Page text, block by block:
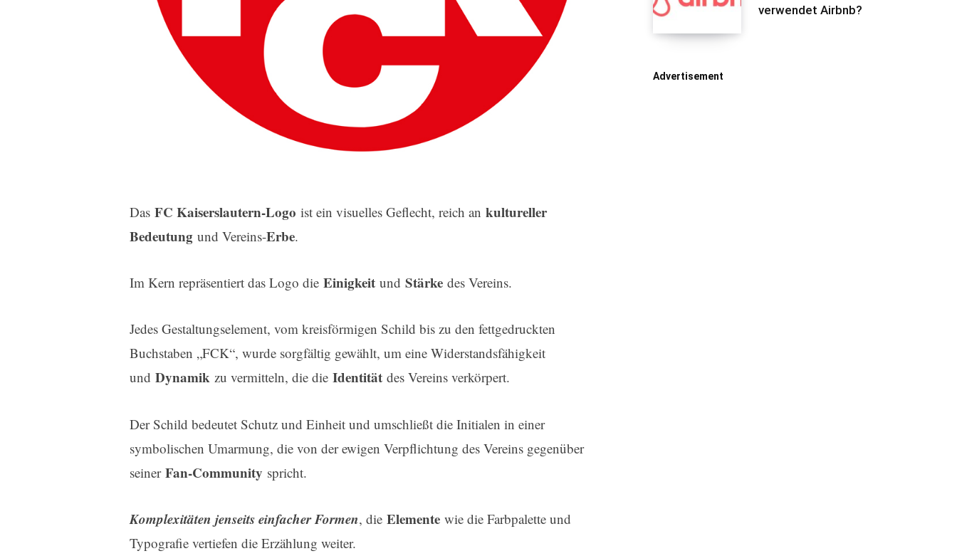
Das FC Kaiserslautern-Logo ist ein visuelles Geflecht, reich an kultureller
Bedeutungund Vereins-Erbe.
Im Kern repräsentiert das Logo die Einigkeitund Stärkedes Vereins.
Jedes Gestaltungselement, vom kreisförmigen Schild bis zu den fettgedruckten
Buchstaben „FCK“, wurde sorgfältig gewählt, um eine Widerstandsfähigkeit
und Dynamikzu vermitteln, die die Identitätdes Vereins verkörpert.
Der Schild bedeutet Schutz und Einheit und umschließt die Initialen in einer
symbolischen Umarmung, die von der ewigen Verpflichtung des Vereins gegenüber
seiner Fan-Community spricht.
Komplexitäten jenseits einfacher Formen, die Elementewie die Farbpalette und
Typografie vertiefen die Erzählung weiter.
verwendet Airbnb?
Advertisement